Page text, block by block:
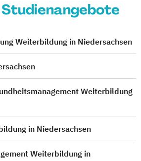
Weiterbildung in Niedersachsen
Weiterbildung
in Niedersachsen
Weiterbildung in